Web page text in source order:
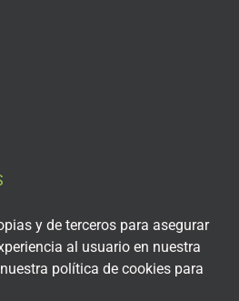
Sociales
y de terceros para asegurar
al usuario en nuestra
política de cookies para